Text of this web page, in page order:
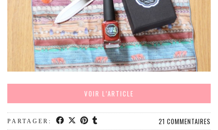
VOIR L’ARTICLE
PARTAGER: 21 COMMENTAIRES